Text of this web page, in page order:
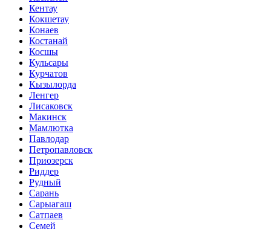
Кентау
Кокшетау
Конаев
Костанай
Косшы
Кульсары
Курчатов
Кызылорда
Ленгер
Лисаковск
Макинск
Мамлютка
Павлодар
Петропавловск
Приозерск
Риддер
Рудный
Сарань
Сарыагаш
Сатпаев
Семей